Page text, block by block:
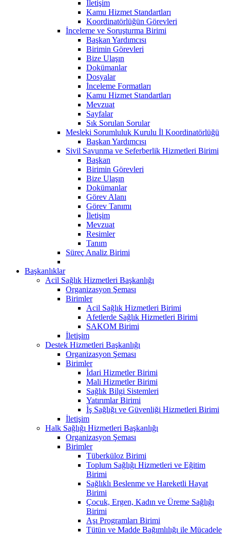
İletişim
Kamu Hizmet Standartları
Koordinatörlüğün Görevleri
İnceleme ve Soruşturma Birimi
Başkan Yardımcısı
Birimin Görevleri
Bize Ulaşın
Dokümanlar
Dosyalar
İnceleme Formatları
Kamu Hizmet Standartları
Mevzuat
Sayfalar
Sık Sorulan Sorular
Mesleki Sorumluluk Kurulu İl Koordinatörlüğü
Başkan Yardımcısı
Sivil Savunma ve Seferberlik Hizmetleri Birimi
Başkan
Birimin Görevleri
Bize Ulaşın
Dokümanlar
Görev Alanı
Görev Tanımı
İletişim
Mevzuat
Resimler
Tanım
Süreç Analiz Birimi
Başkanlıklar
Acil Sağlık Hizmetleri Başkanlığı
Organizasyon Şeması
Birimler
Acil Sağlık Hizmetleri Birimi
Afetlerde Sağlık Hizmetleri Birimi
SAKOM Birimi
İletişim
Destek Hizmetleri Başkanlığı
Organizasyon Şeması
Birimler
İdari Hizmetler Birimi
Mali Hizmetler Birimi
Sağlık Bilgi Sistemleri
Yatırımlar Birimi
İş Sağlığı ve Güvenliği Hizmetleri Birimi
İletişim
Halk Sağlığı Hizmetleri Başkanlığı
Organizasyon Şeması
Birimler
Tüberküloz Birimi
Toplum Sağlığı Hizmetleri ve Eğitim
Birimi
Sağlıklı Beslenme ve Hareketli Hayat
Birimi
Çocuk, Ergen, Kadın ve Üreme Sağlığı
Birimi
Aşı Programları Birimi
Tütün ve Madde Bağımlılığı ile Mücadele